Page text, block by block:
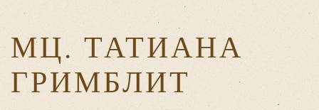
МЦ. ТАТИАНА
ГРИМБЛИТ